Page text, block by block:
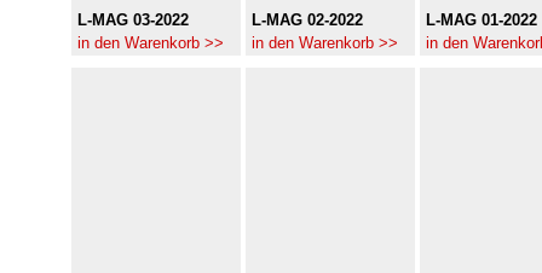
L-MAG 03-2022
in den Warenkorb >>
L-MAG 02-2022
in den Warenkorb >>
L-MAG 01-2022
in den